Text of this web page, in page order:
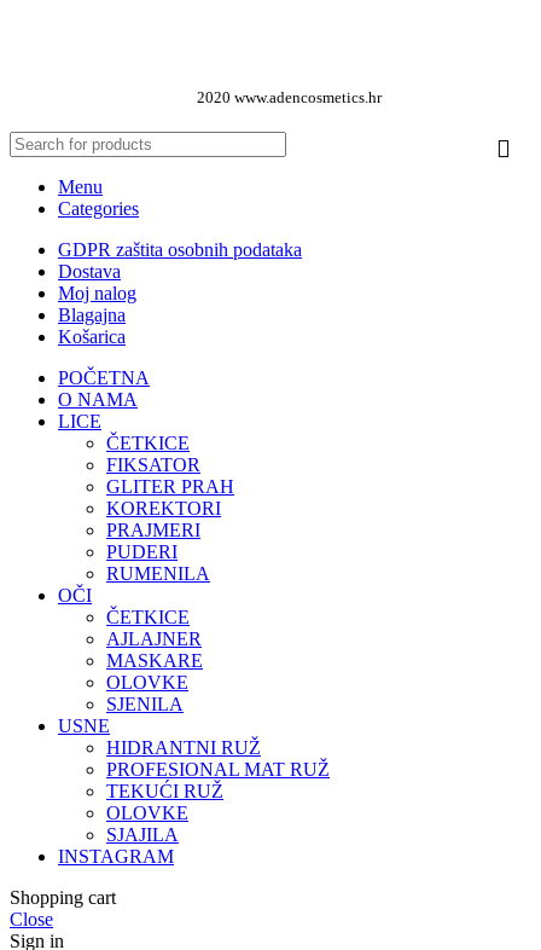
2020 www.adencosmetics.hr
Menu
Categories
GDPR zaštita osobnih podataka
Dostava
Moj nalog
Blagajna
Košarica
POČETNA
O NAMA
LICE
ČETKICE
FIKSATOR
GLITER PRAH
KOREKTORI
PRAJMERI
PUDERI
RUMENILA
OČI
ČETKICE
AJLAJNER
MASKARE
OLOVKE
SJENILA
USNE
HIDRANTNI RUŽ
PROFESIONAL MAT RUŽ
TEKUĆI RUŽ
OLOVKE
SJAJILA
INSTAGRAM
Shopping cart
Close
Sign in